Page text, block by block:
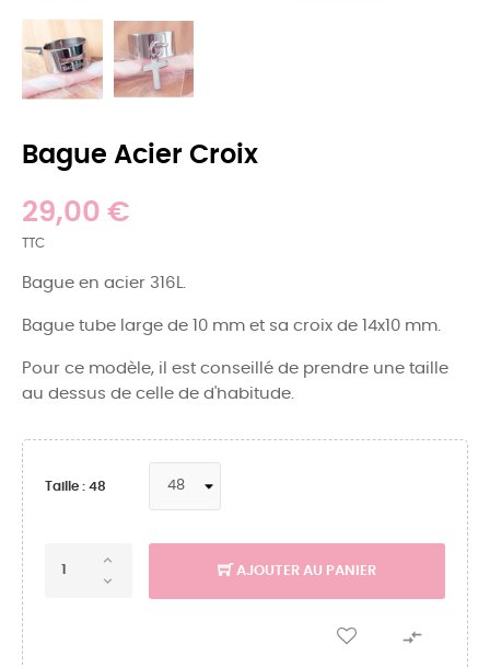
Bague Acier Croix
29,00 €
TTC
Bague en acier 316L.
Bague tube large de 10 mm et sa croix de 14x10 mm.
Pour ce modèle, il est conseillé de prendre une taille
au dessus de celle de d'habitude.
Taille : 48
AJOUTER AU PANIER
